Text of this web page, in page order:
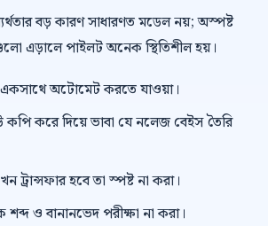
বড় কারণ সাধারণত মডেল নয়; অস্পষ্ট
এড়ালে পাইলট অনেক স্থিতিশীল হয়।
অটোমেট করতে যাওয়া।
করে দিয়ে ভাবা যে নলেজ বেইস তৈরি
ট্রান্সফার হবে তা স্পষ্ট না করা।
ও বানানভেদ পরীক্ষা না করা।